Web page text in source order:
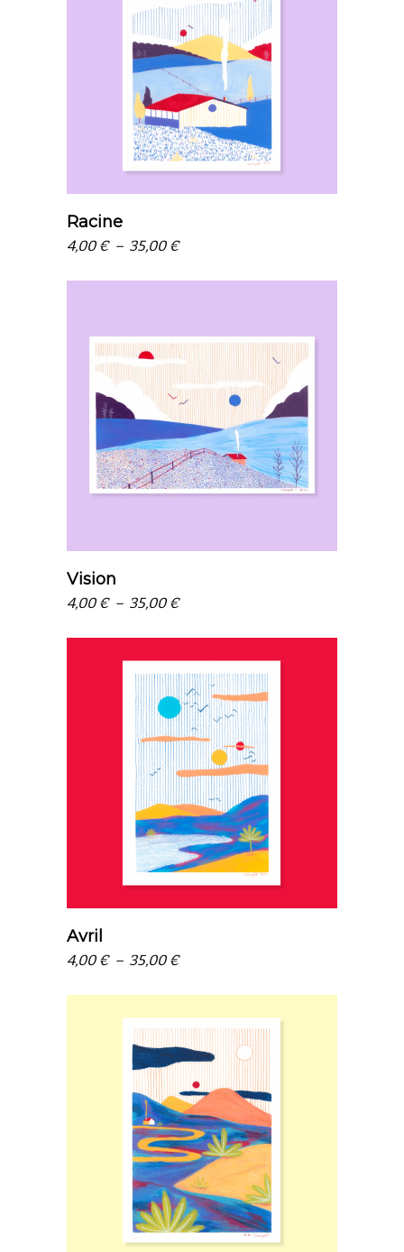
choix des options
Racine
4,00 € – 35,00 €Plage
choix des options
Vision
4,00 € – 35,00 €Plage
à
35,00 €
choix des options
Avril
4,00 € – 35,00 €Plage
à
35,00 €
choix des options